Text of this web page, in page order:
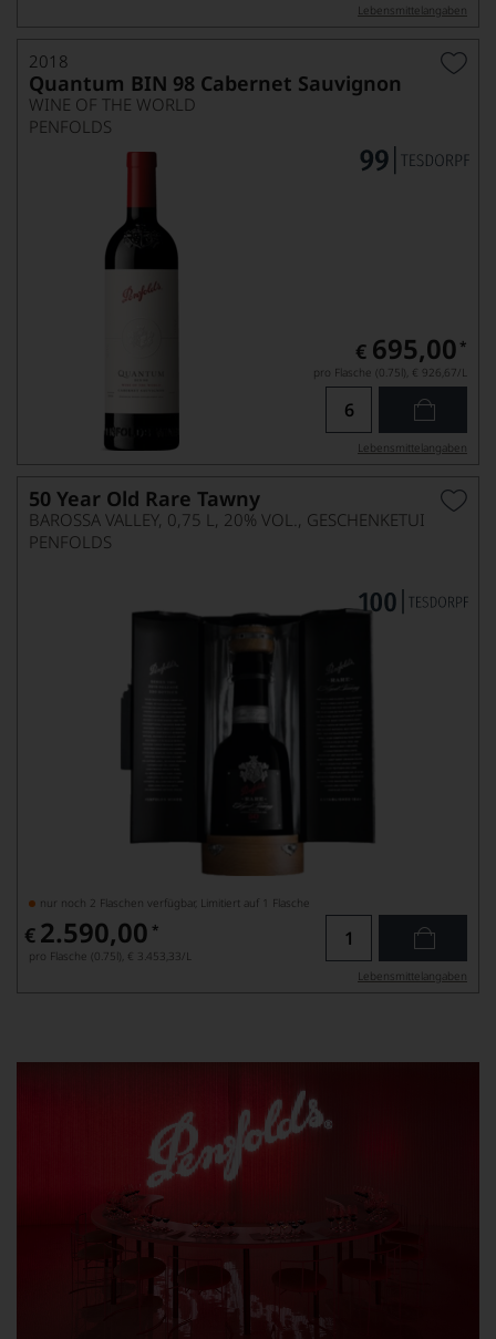
Lebensmittel­angaben
2018
Quantum BIN 98 Cabernet Sauvignon
WINE OF THE WORLD
PENFOLDS
€ 695,00 *
pro Flasche (0.75l), € 926,67/L
Lebensmittel­angaben
50 Year Old Rare Tawny
BAROSSA VALLEY, 0,75 L, 20% VOL., GESCHENKETUI
PENFOLDS
nur noch 2 Flaschen verfügbar, Limitiert auf 1 Flasche
€ 2.590,00 *
pro Flasche (0.75l), € 3.453,33/L
Lebensmittel­angaben